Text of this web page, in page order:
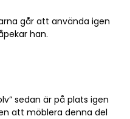
går att använda igen
han.
sedan är på plats igen
att möblera denna del